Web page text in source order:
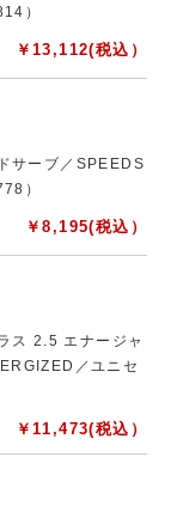
）
￥ 13,112(税込）
サーブ／SPEEDS
）
￥8,195(税込）
ス 2.5 エナージャ
／ユニセ
￥ 11,473(税込）